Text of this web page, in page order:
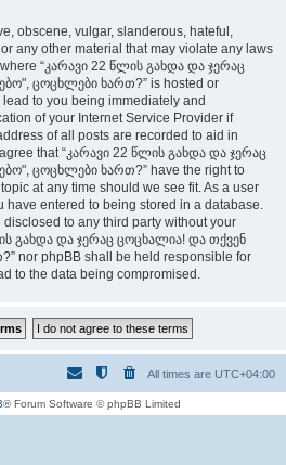
obscene, vulgar, slanderous, hateful,
any other material that may violate any laws
“კარავი 22 წლის გახდა და ჯერაც
ცოცხლები ხართ?” is hosted or
to you being immediately and
of your Internet Service Provider if
of all posts are recorded to aid in
that “კარავი 22 წლის გახდა და ჯერაც
ცოცხლები ხართ?” have the right to
at any time should we see fit. As a user
have entered to being stored in a database.
to any third party without your
გახდა და ჯერაც ცოცხალია! და თქვენ
nor phpBB shall be held responsible for
to the data being compromised.
All times are UTC+04:00
® Forum Software © phpBB Limited